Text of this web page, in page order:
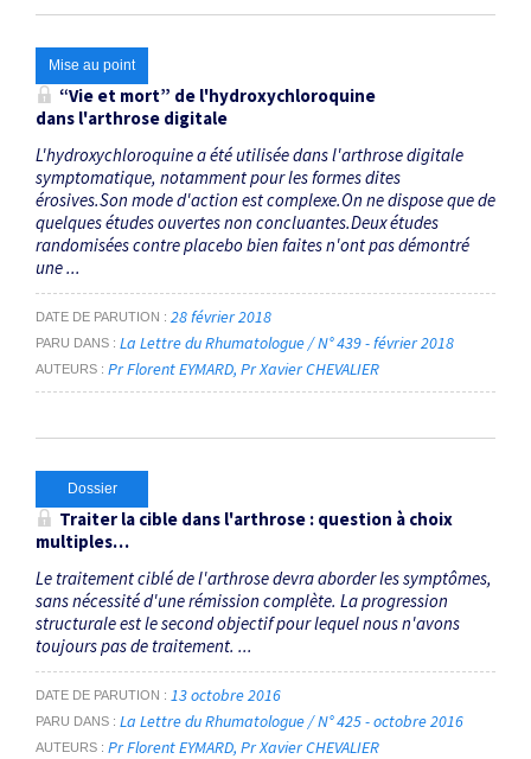
Mise au point
“Vie et mort” de l'hydroxychloroquine
dans l'arthrose digitale
L'hydroxychloroquine a été utilisée dans l'arthrose digitale
symptomatique, notamment pour les formes dites
érosives.Son mode d'action est complexe.On ne dispose que de
quelques études ouvertes non concluantes.Deux études
randomisées contre placebo bien faites n'ont pas démontré
une ...
DATE DE PARUTION 28 février 2018
PARU DANS La Lettre du Rhumatologue / N° 439 - février 2018
AUTEURS Pr Florent EYMARD Pr Xavier CHEVALIER
Dossier
Traiter la cible dans l'arthrose : question à choix
multiples…
Le traitement ciblé de l'arthrose devra aborder les symptômes,
sans nécessité d'une rémission complète. La progression
structurale est le second objectif pour lequel nous n'avons
toujours pas de traitement. ...
DATE DE PARUTION 13 octobre 2016
PARU DANS La Lettre du Rhumatologue / N° 425 - octobre 2016
AUTEURS Pr Florent EYMARD Pr Xavier CHEVALIER